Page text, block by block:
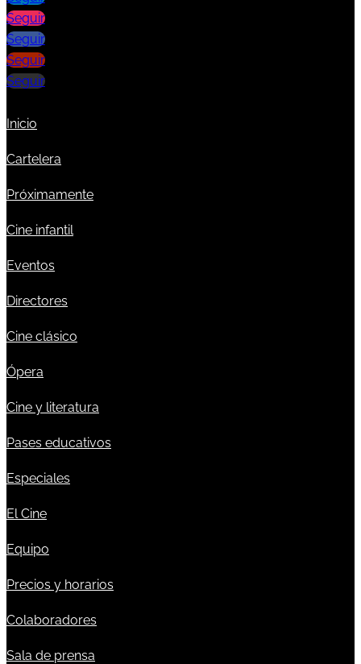
Seguir
Seguir
Seguir
Seguir
Inicio
Cartelera
Próximamente
Cine infantil
Eventos
Directores
Cine clásico
Ópera
Cine y literatura
Pases educativos
Especiales
El Cine
Equipo
Precios y horarios
Colaboradores
Sala de prensa